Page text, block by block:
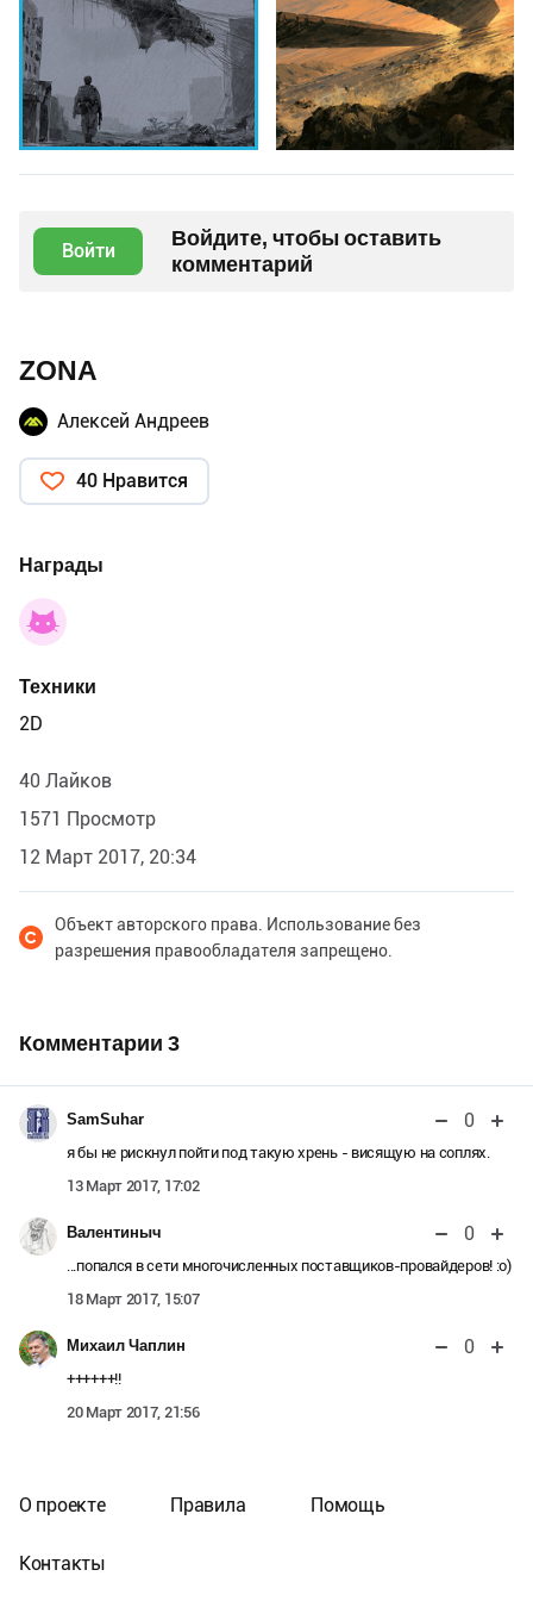
Войти
Войдите, чтобы оставить
комментарий
ZONA
Алексей Андреев
40 Нравится
Награды
Техники
2D
40 Лайков
1571 Просмотр
12 Март 2017, 20:34
Объект авторского права. Использование без
разрешения правообладателя запрещено.
Комментарии 3
SamSuhar 0
я бы не рискнул пойти под такую хрень - висящую на соплях.
13 Март 2017, 17:02
Валентиныч 0
...попался в сети многочисленных поставщиков-провайдеров! :о)
18 Март 2017, 15:07
Михаил Чаплин 0
++++++!!
20 Март 2017, 21:56
О проекте Правила Помощь
Контакты